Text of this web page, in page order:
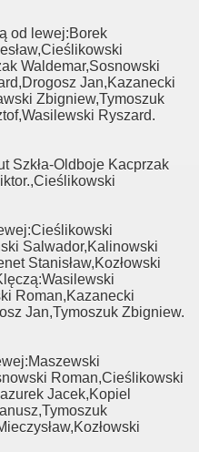
od lewej:Borek
Waldemar,Sosnowski
Jan,Kazanecki
Zbigniew,Tymoszuk
Ryszard.
Szkła-Oldboje Kacprzak
Salwador,Kalinowski
Stanisław,Kozłowski
Roman,Kazanecki
Jan,Tymoszuk Zbigniew.
Roman,Cieślikowski
Jacek,Kopiel